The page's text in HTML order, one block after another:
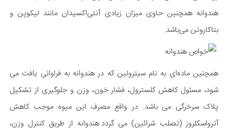
هندوانه همچنین حاوی میزان زیادی آنتی‌اکسیدان مانند لیکوپن و
بتاکاروتن می‌باشد.
همچنین ماده‌ای به نام سیترولین که در هندوانه به فراوانی یافت می
شود، مسئول کاهش کلسترول، فشار خون، وزن و جلوگیری از تشکیل
پلاک سرخرگی می باشد. در واقع مصرف این میوه موجب کاهش
آترواسکلروز (تصلب شرائین) می گردد.هندوانه از طریق کنترل وزن،